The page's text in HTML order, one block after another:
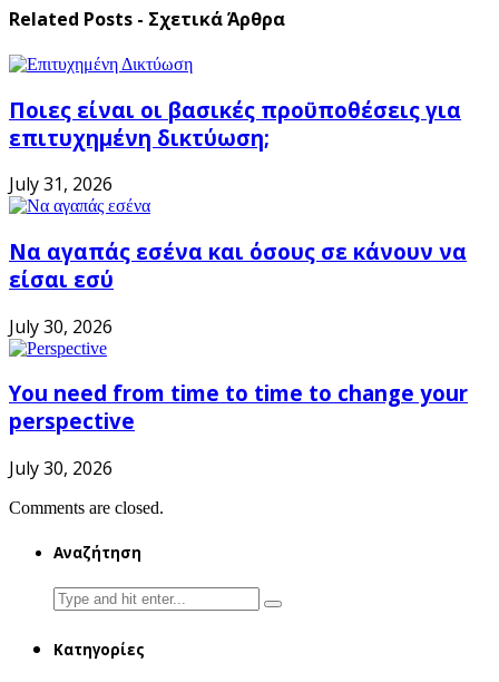
Related Posts - Σχετικά Άρθρα
Ποιες είναι οι βασικές προϋποθέσεις για
επιτυχημένη δικτύωση;
July 31, 2026
Να αγαπάς εσένα και όσους σε κάνουν να
είσαι εσύ
July 30, 2026
You need from time to time to change your
perspective
July 30, 2026
Comments are closed.
Αναζήτηση
Search
for:
Κατηγορίες